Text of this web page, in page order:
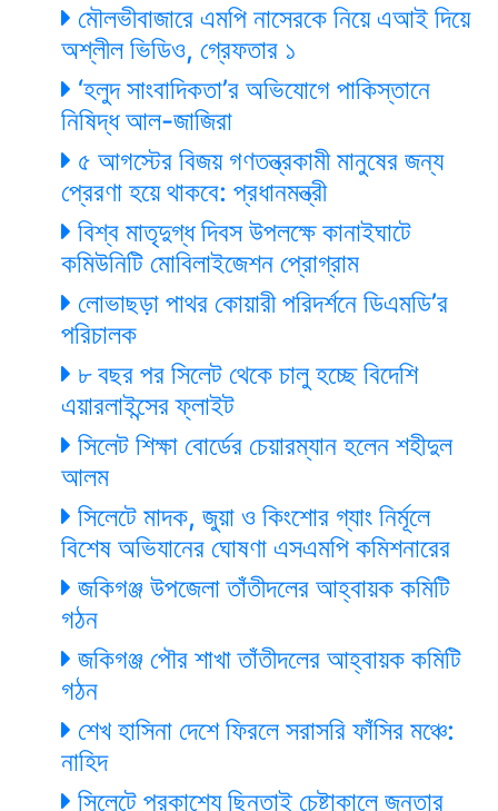
মৌলভীবাজারে এমপি নাসেরকে নিয়ে এআই দিয়ে
অশ্লীল ভিডিও, গ্রেফতার ১
‘হলুদ সাংবাদিকতা’র অভিযোগে পাকিস্তানে
নিষিদ্ধ আল-জাজিরা
৫ আগস্টের বিজয় গণতন্ত্রকামী মানুষের জন্য
প্রেরণা হয়ে থাকবে: প্রধানমন্ত্রী
বিশ্ব মাতৃদুগ্ধ দিবস উপলক্ষে কানাইঘাটে
কমিউনিটি মোবিলাইজেশন প্রোগ্রাম
লোভাছড়া পাথর কোয়ারী পরিদর্শনে ডিএমডি’র
পরিচালক
৮ বছর পর সিলেট থেকে চালু হচ্ছে বিদেশি
এয়ারলাইন্সের ফ্লাইট
সিলেট শিক্ষা বোর্ডের চেয়ারম্যান হলেন শহীদুল
আলম
সিলেটে মাদক, জুয়া ও কিংশোর গ্যাং নির্মূলে
বিশেষ অভিযানের ঘোষণা এসএমপি কমিশনারের
জকিগঞ্জ উপজেলা তাঁতীদলের আহ্বায়ক কমিটি
গঠন
জকিগঞ্জ পৌর শাখা তাঁতীদলের আহ্বায়ক কমিটি
গঠন
শেখ হাসিনা দেশে ফিরলে সরাসরি ফাঁসির মঞ্চে:
নাহিদ
সিলেটে প্রকাশ্যে ছিনতাই চেষ্টাকালে জনতার